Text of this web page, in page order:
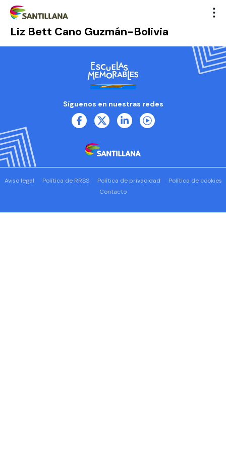
Liz Bett Cano Guzmán-Bolivia
Síguenos en nuestras redes
Aviso legal Política de RRSS Política de privacidad
Política de cookies
Contacto